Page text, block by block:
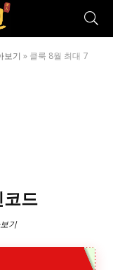
보기 » 클룩 8월 최대 7
드
기